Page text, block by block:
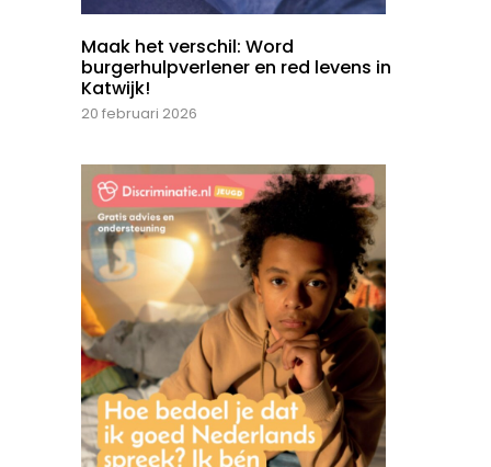
Maak het verschil: Word
burgerhulpverlener en red levens in
Katwijk!
20 februari 2026